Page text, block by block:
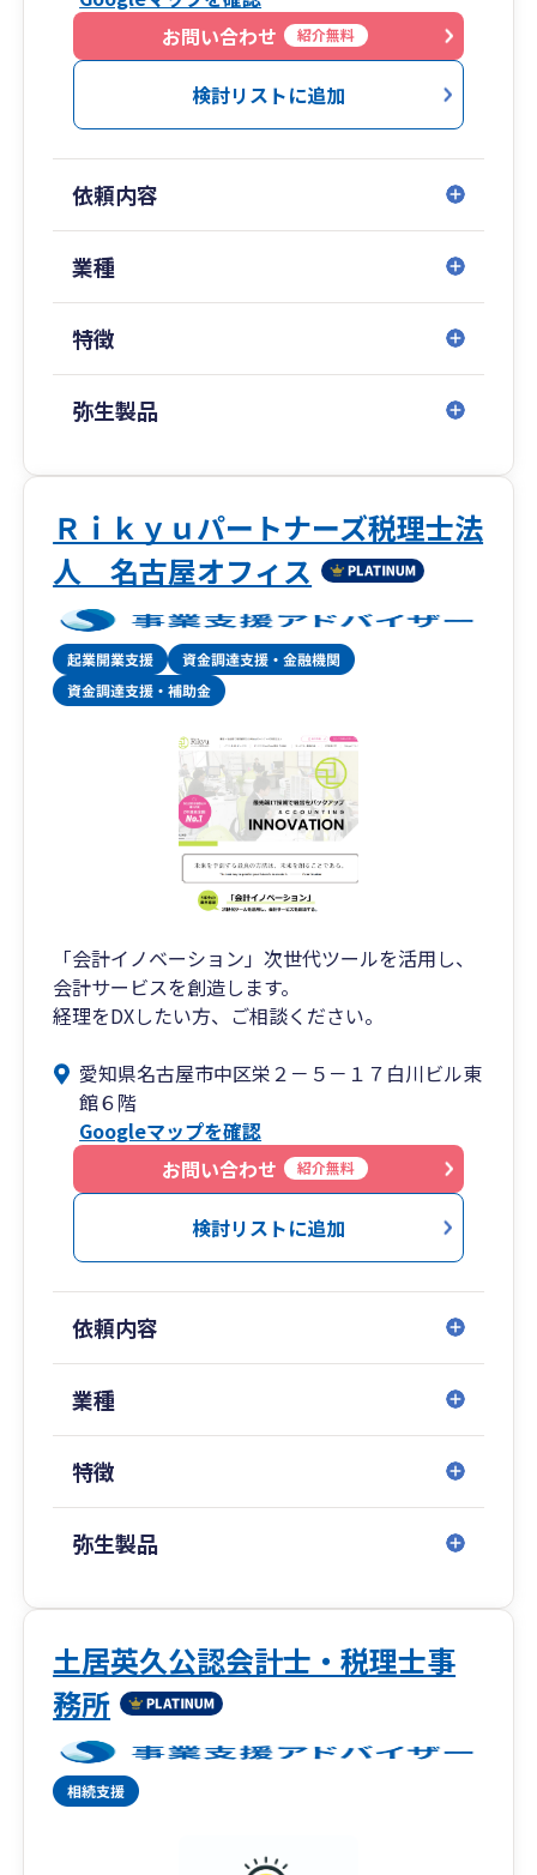
人の笑顔を原動力に100社に100通りのサポートを
ご提供致します。
お問い合わせ
紹介無料
検討リストに追加
依頼内容
業種
特徴
弥生製品
Ｒｉｋｙｕパートナーズ税理士法
人 名古屋オフィス
「会計イノベーション」次世代ツールを活用し、
会計サービスを創造します。
経理をDXしたい方、ご相談ください。
愛知県名古屋市中区栄２－５－１７白川ビル東
館６階
Googleマップを確認
お問い合わせ
紹介無料
検討リストに追加
依頼内容
業種
特徴
弥生製品
土居英久公認会計士・税理士事
務所